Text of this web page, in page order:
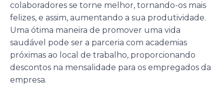
colaboradores se torne melhor, tornando-os mais
felizes, e assim, aumentando a sua produtividade.
Uma ótima maneira de promover uma vida
saudável pode ser a parceria com academias
próximas ao local de trabalho, proporcionando
descontos na mensalidade para os empregados da
empresa.